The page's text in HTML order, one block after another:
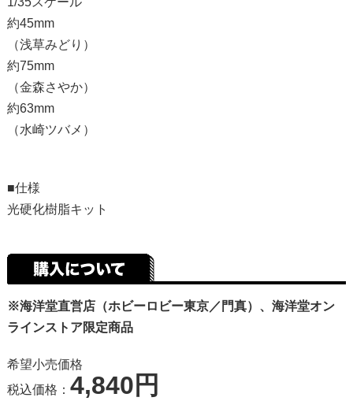
約45mm
（浅草みどり）
約75mm
（金森さやか）
約63mm
（水崎ツバメ）
■仕様
光硬化樹脂キット
※海洋堂直営店（ホビーロビー東京／門真）、海洋堂オン
ラインストア限定商品
希望小売価格
税込価格： 4,840円